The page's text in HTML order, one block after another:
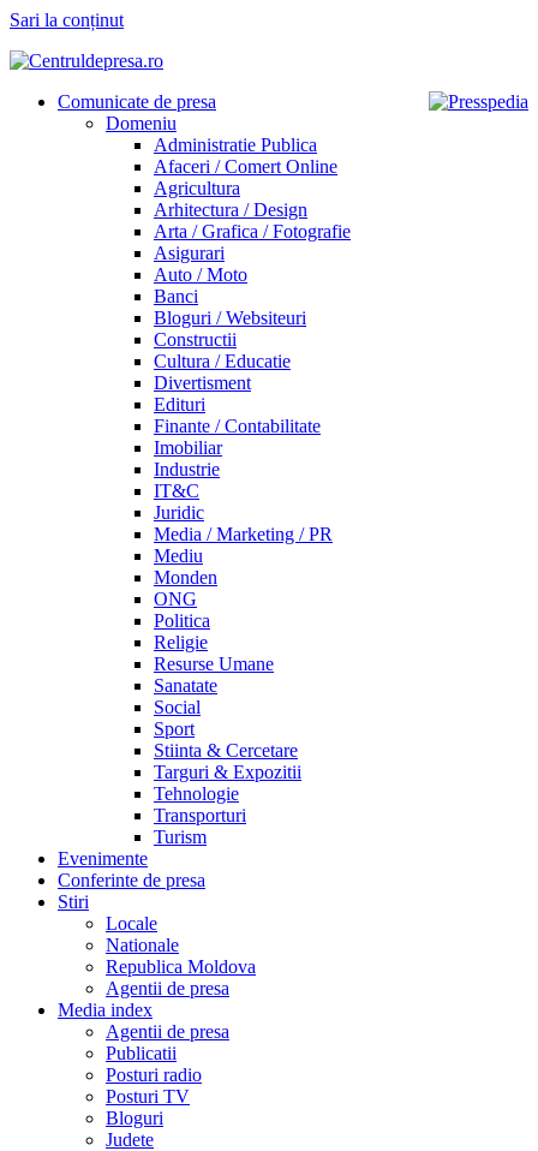
Sari la conținut
Comunicate de presa
Domeniu
Administratie Publica
Afaceri / Comert Online
Agricultura
Arhitectura / Design
Arta / Grafica / Fotografie
Asigurari
Auto / Moto
Banci
Bloguri / Websiteuri
Constructii
Cultura / Educatie
Divertisment
Edituri
Finante / Contabilitate
Imobiliar
Industrie
IT&C
Juridic
Media / Marketing / PR
Mediu
Monden
ONG
Politica
Religie
Resurse Umane
Sanatate
Social
Sport
Stiinta & Cercetare
Targuri & Expozitii
Tehnologie
Transporturi
Turism
Evenimente
Conferinte de presa
Stiri
Locale
Nationale
Republica Moldova
Agentii de presa
Media index
Agentii de presa
Publicatii
Posturi radio
Posturi TV
Bloguri
Judete